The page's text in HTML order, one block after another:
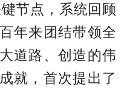
节点，系统回顾
年来团结带领全
道路、创造的伟
就，首次提出了